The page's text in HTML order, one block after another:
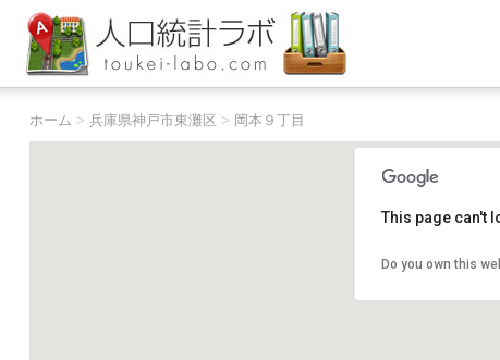
ホーム > 兵庫県神戸市東灘区 > 岡本９丁目
This page can't
Do you own this